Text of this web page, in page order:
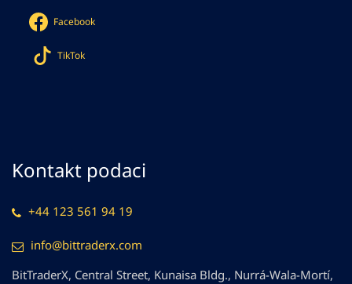
Facebook
TikTok
Kontakt podaci
+44 123 561 94 19
info@bittraderx.com
BitTraderX, Central Street, Kunaisa Bldg., Nurrá-Wala-Mortí,